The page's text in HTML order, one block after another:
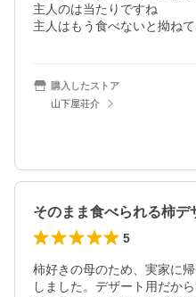
主人のは当たりですね
主人はもう食べないと拗ね
購入したストア
山下屋荘介
そのまま食べられる柿デ
5
柿好きの母のため、実家に
しました。デザート用だか